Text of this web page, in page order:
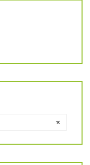
×